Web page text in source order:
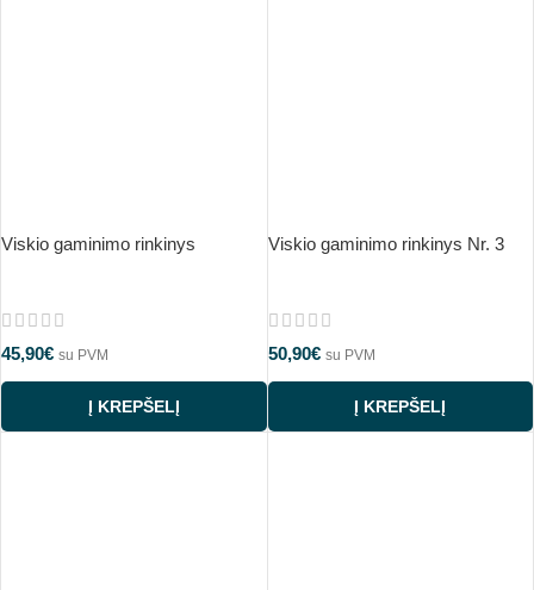
Viskio gaminimo rinkinys
45,90€ su PVM
Į KREPŠELĮ
Viskio gaminimo rinkinys Nr. 3
50,90€ su PVM
Į KREPŠELĮ